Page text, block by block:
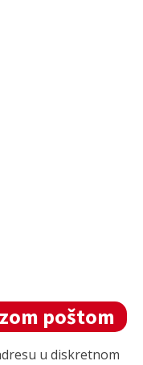
poštom
u diskretnom